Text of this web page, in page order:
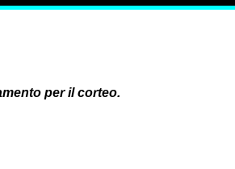
per il corteo.